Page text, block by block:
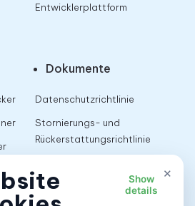
Entwicklerplattform
Dokumente
Datenschutzrichtlinie
Stornierungs- und
Rückerstattungsrichtlinie
×
Show
details